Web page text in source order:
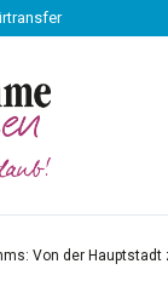
Von der